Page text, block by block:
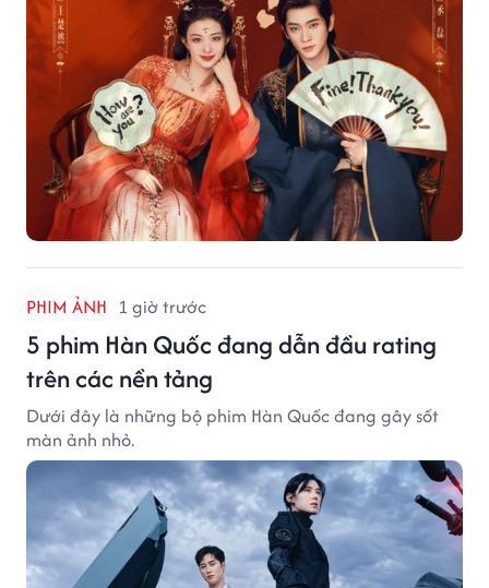
PHIM ẢNH 1 giờ trước
5 phim Hàn Quốc đang dẫn đầu rating
trên các nền tảng
Dưới đây là những bộ phim Hàn Quốc đang gây sốt
màn ảnh nhỏ.